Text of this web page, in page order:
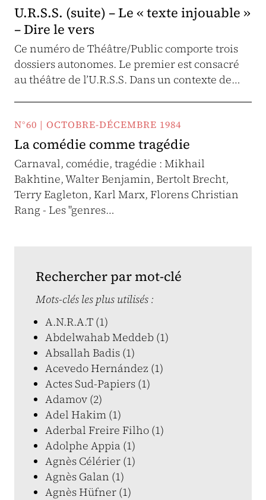
U.R.S.S. (suite) – Le « texte injouable »
– Dire le vers
Ce numéro de Théâtre/Public comporte trois
dossiers autonomes. Le premier est consacré
au théâtre de l’U.R.S.S. Dans un contexte de…
N°60 | OCTOBRE-DÉCEMBRE 1984
La comédie comme tragédie
Carnaval, comédie, tragédie : Mikhail
Bakhtine, Walter Benjamin, Bertolt Brecht,
Terry Eagleton, Karl Marx, Florens Christian
Rang - Les "genres…
Rechercher par mot-clé
Mots-clés les plus utilisés :
A.N.R.A.T (1)
Abdelwahab Meddeb (1)
Absallah Badis (1)
Acevedo Hernández (1)
Actes Sud-Papiers (1)
Adamov (2)
Adel Hakim (1)
Aderbal Freire Filho (1)
Adolphe Appia (1)
Agnès Célérier (1)
Agnès Galan (1)
Agnès Hüfner (1)